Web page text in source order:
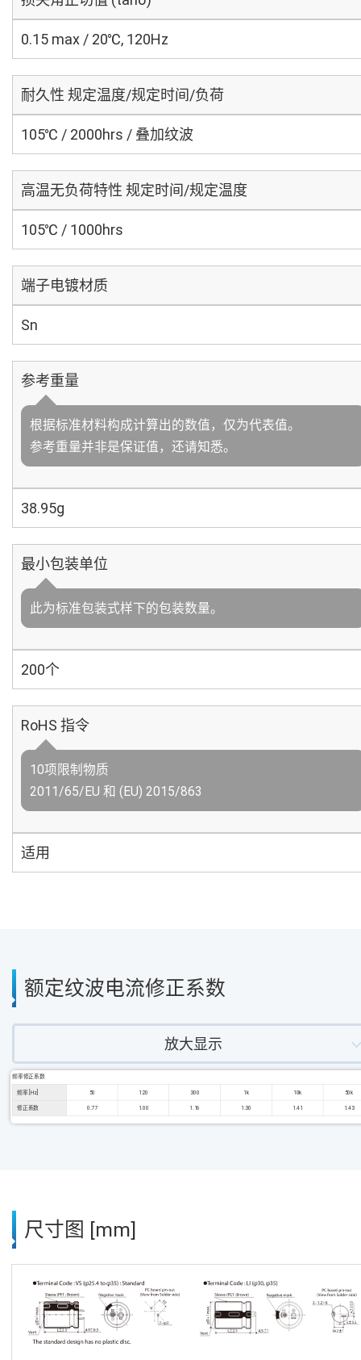
0.15 max / 20℃, 120Hz
耐久性 规定温度/规定时间/负荷
105℃ / 2000hrs / 叠加纹波
高温无负荷特性 规定时间/规定温度
105℃ / 1000hrs
端子电镀材质
Sn
参考重量
根据标准材料构成计算出的数值，仅为代表值。
参考重量并非是保证值，还请知悉。
38.95g
最小包装单位
此为标准包装式样下的包装数量。
200个
RoHS 指令
10项限制物质
2011/65/EU 和 (EU) 2015/863
适用
额定纹波电流修正系数
放大显示
频率修正系数
频率 [Hz] 50 120 300 1k 10k 50k
修正系数 0.77 1.00 1.16 1.30 1.41 1.43
尺寸图 [mm]